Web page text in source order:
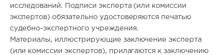
исследований. Подписи эксперта (или комиссии
экспертов) обязательно удостоверяются печатью
судебно-экспертного учреждения.
Материалы, иллюстрирующие заключение эксперта
(или комиссии экспертов), прилагаются к заключению